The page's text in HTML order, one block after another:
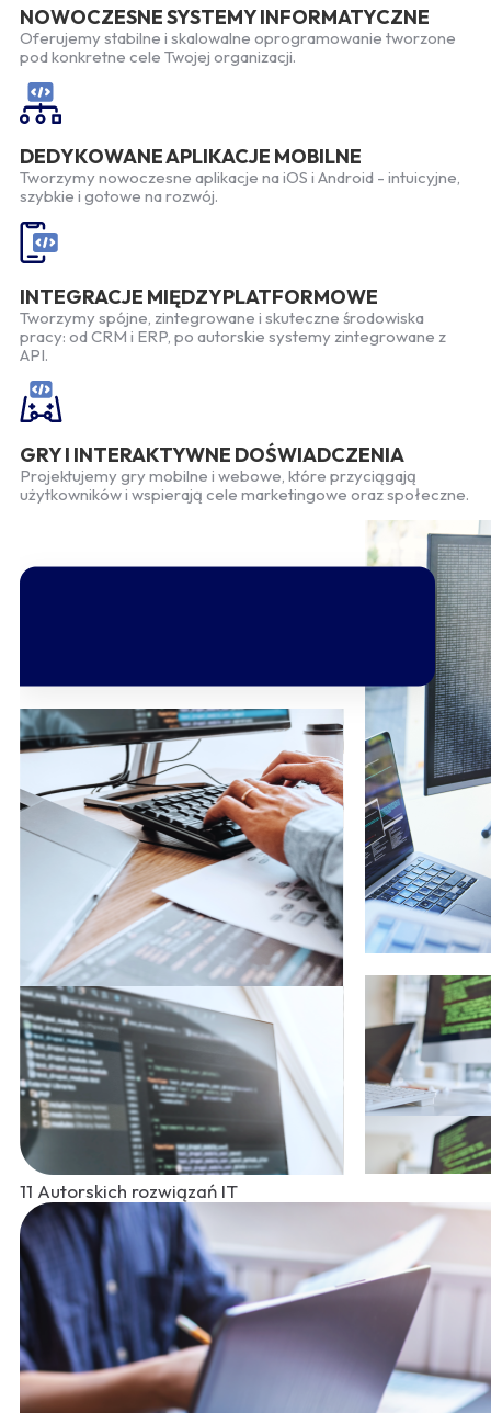
NOWOCZESNE SYSTEMY INFORMATYCZNE
Oferujemy stabilne i skalowalne oprogramowanie tworzone
pod konkretne cele Twojej organizacji.
DEDYKOWANE APLIKACJE MOBILNE
Tworzymy nowoczesne aplikacje na iOS i Android - intuicyjne,
szybkie i gotowe na rozwój.
INTEGRACJE MIĘDZYPLATFORMOWE
Tworzymy spójne, zintegrowane i skuteczne środowiska
pracy: od CRM i ERP, po autorskie systemy zintegrowane z
API.
GRY I INTERAKTYWNE DOŚWIADCZENIA
Projektujemy gry mobilne i webowe, które przyciągają
użytkowników i wspierają cele marketingowe oraz społeczne.
11 Autorskich rozwiązań IT